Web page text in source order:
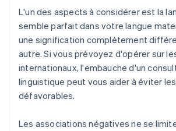
L'un des aspects à considérer est la
semble parfait dans votre langue
une signification complètement
autre. Si vous prévoyez d'opérer sur
internationaux, l'embauche d'un
linguistique peut vous aider à éviter
défavorables.
Les associations négatives ne se